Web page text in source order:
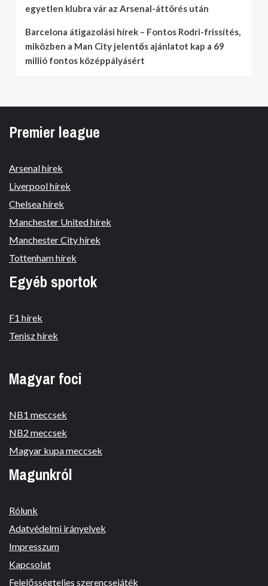
egyetlen klubra vár az Arsenal-áttörés után
Barcelona átigazolási hírek – Fontos Rodri-frissítés,
miközben a Man City jelentős ajánlatot kap a 69
millió fontos középpályásért
Premier league
Arsenal hírek
Liverpool hírek
Chelsea hírek
Manchester United hírek
Manchester City hírek
Tottenham hírek
Egyéb sportok
F1 hírek
Tenisz hírek
Magyar foci
NB1 meccsek
NB2 meccsek
Magyar kupa meccsek
Magunkról
Rólunk
Adatvédelmi irányelvek
Impresszum
Kapcsolat
Felelősségteljes szerencsejáték